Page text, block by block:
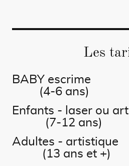
Les
BABY
(4-6 ans)
Enfants - laser
(7-12
Adultes -
(13 ans et